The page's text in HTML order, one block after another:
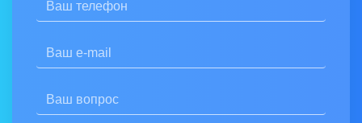
Нажимая на кнопку «Отправить отзыв», вы соглашаетесь на